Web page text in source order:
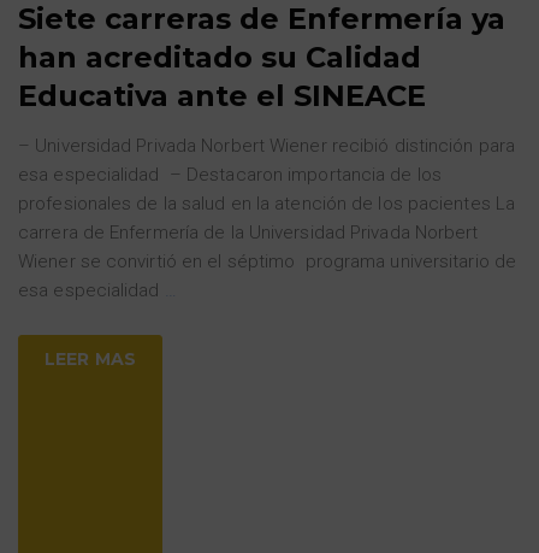
Siete carreras de Enfermería ya
han acreditado su Calidad
Educativa ante el SINEACE
– Universidad Privada Norbert Wiener recibió distinción para
esa especialidad – Destacaron importancia de los
profesionales de la salud en la atención de los pacientes La
carrera de Enfermería de la Universidad Privada Norbert
Wiener se convirtió en el séptimo programa universitario de
esa especialidad
LEER MAS